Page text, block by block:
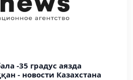
-35 градус аязда
- новости Казахстана